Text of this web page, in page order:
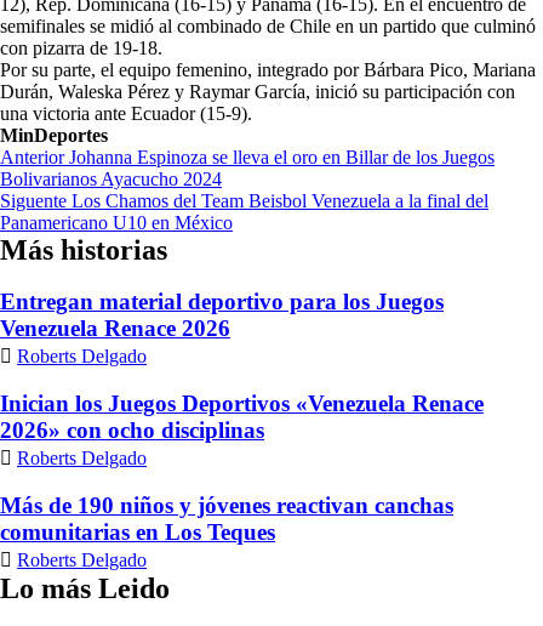
12), Rep. Dominicana (16-15) y Panamá (16-15). En el encuentro de
semifinales se midió al combinado de Chile en un partido que culminó
con pizarra de 19-18.
Por su parte, el equipo femenino, integrado por Bárbara Pico, Mariana
Durán, Waleska Pérez y Raymar García, inició su participación con
una victoria ante Ecuador (15-9).
MinDeportes
Navegación
de
entradas
AnteriorJohanna Espinoza se lleva el oro en Billar de los Juegos
Bolivarianos Ayacucho 2024
Siguente Los Chamos del Team Beisbol Venezuela a la final del
Panamericano U10 en México
Más historias
Entregan material deportivo para los Juegos
Venezuela Renace 2026
Roberts Delgado
Inician los Juegos Deportivos «Venezuela Renace
2026» con ocho disciplinas
Roberts Delgado
Más de 190 niños y jóvenes reactivan canchas
comunitarias en Los Teques
Roberts Delgado
Lo más Leido